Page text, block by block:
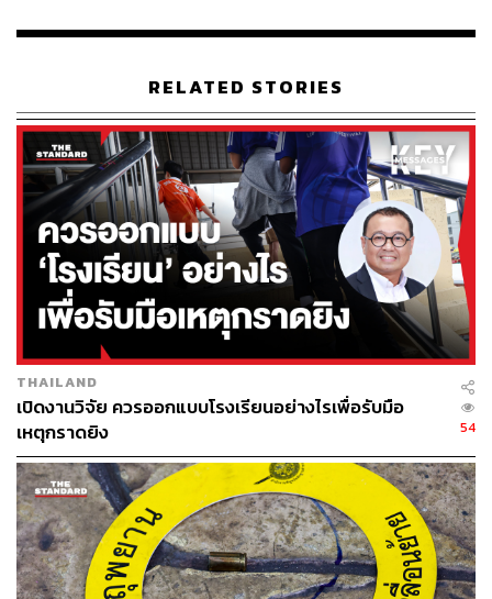
ขณะที่ ลีนา วาเรนมาร์ก คุณครูของโรงเรียนริสเบิร์กสกา ให้
ได้ยินเสียงปืนดังขึ้นประมาณ 10 นัดใกล้กับห้องอ่านหนังสือ
ของเธอ
คริสเตอร์สสันระบุใน X ว่า “วันนี้เป็นวันที่เจ็บปวดอย่างยิ่ง
สำหรับทุกคนในสวีเดน การต้องขังตัวอยู่ภายในห้องเรียนด้วย
ความหวาดกลัวที่จะเป็นอันตรายต่อชีวิตของตัวเองนั้น ถือ
เป็นฝันร้ายที่ไม่มีใครควรต้องพบเจอ”
ผู้นำรัฐบาลสวีเดนยังร้องขอความร่วมมือจากประชาชนให้
อิสระแก่ตำรวจในการปฏิบัติหน้าที่และสืบสวนคดีได้อย่าง
ถึงแม้ว่าเหตุการณ์รุนแรงในลักษณะนี้จะเกิดขึ้นน้อยมากใน
ประวัติศาสตร์สวีเดน แต่ความถี่ของเหตุการณ์กลับเกิดบ่อย
ครั้งขึ้นในช่วงไม่กี่สิบปีที่ผ่านมา และสถานที่เกิดเหตุส่วน
ใหญ่มักเป็นโรงเรียน ข้อมูลจากรัฐบาลสวีเดนระบุว่า มีผู้เสีย
ชีวิตจากอาวุธปืนสูงสุดถึง 60 คนในปี 2022 ซึ่งสูงกว่าปีก่อน
หน้าถึง 15 คน และสูงกว่าประเทศเพื่อนบ้านอื่นๆ ในแถบ
สแกนดิเนเวียอย่างมาก โดยทางการสวีเดนอ้างว่า ตัวเลขที่สูง
ขึ้นส่วนหนึ่งเป็นเพราะแก๊งอาชญากรรมที่เพิ่มมากขึ้นและ
RELATED STORIES
THAILAND
เปิดงานวิจัย ควรออกแบบโรงเรียนอย่างไรเพื่อรับมือ
เหตุกราดยิง
54